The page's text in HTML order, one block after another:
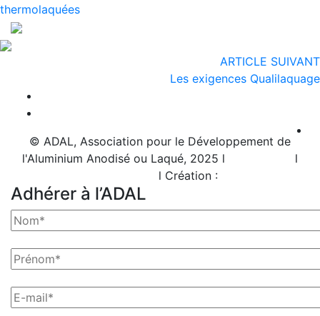
thermolaquées
ARTICLE SUIVANT
Les exigences Qualilaquage
© ADAL, Association pour le Développement de
l'Aluminium Anodisé ou Laqué, 2025 l
l
l Création :
Adhérer à l’ADAL